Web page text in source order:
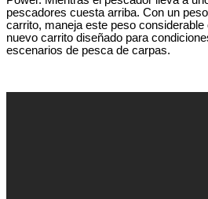
pescadores cuesta arriba. Con un
carrito, maneja este peso considerable
nuevo carrito diseñado para
escenarios de pesca de carpas.